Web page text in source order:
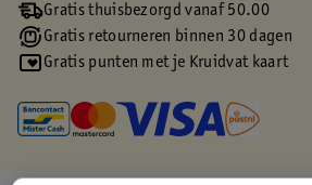
Gratis thuisbezorgd vanaf 50.00
Gratis retourneren binnen 30 dagen
Gratis punten met je Kruidvat kaart